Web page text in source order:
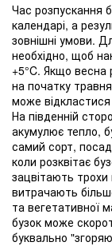
Час розпускання
календарі, а
зовнішні умови.
необхідно, щоб
+5°C. Якщо весна
на початку
може
На південній
акумулює тепло,
самий сорт,
коли розквітає
зацвітають трохи
витрачають
та вегетативної
бузок може
буквально